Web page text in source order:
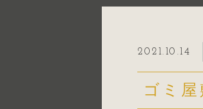
2021.10.14
ゴミ